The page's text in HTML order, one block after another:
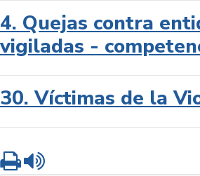
4. Quejas contra
vigiladas -
30. Víctimas de la
Imprimir